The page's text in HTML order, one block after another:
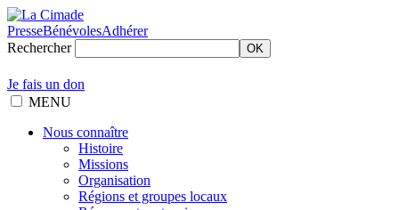
PresseBénévolesAdhérer
Rechercher
OK
Je fais un don
MENU
Nous connaître
Histoire
Missions
Organisation
Régions et groupes locaux